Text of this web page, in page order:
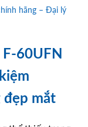
hãng – Đại lý
60UFN
đẹp mắt